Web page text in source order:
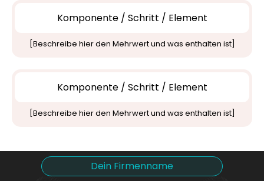
Komponente / Schritt / Element
[Beschreibe hier den Mehrwert und was enthalten ist]
Komponente / Schritt / Element
[Beschreibe hier den Mehrwert und was enthalten ist]
Dein Firmenname